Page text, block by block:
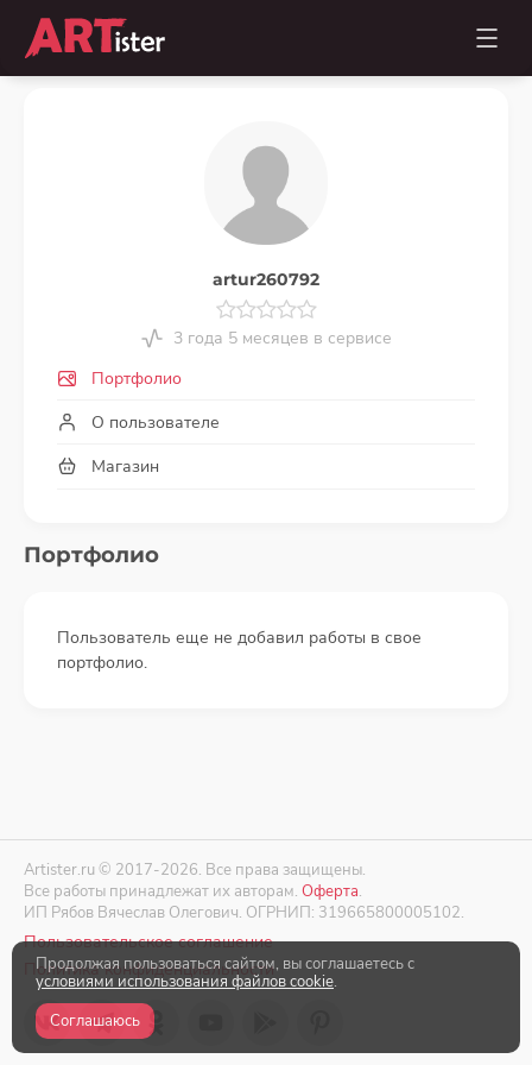
artur260792
3 года 5 месяцев в сервисе
Портфолио
О пользователе
Магазин
Портфолио
Пользователь еще не добавил работы в свое
портфолио.
Artister.ru © 2017-2026. Все права защищены.
Все работы принадлежат их авторам. Оферта.
ИП Рябов Вячеслав Олегович. ОГРНИП: 319665800005102.
Пользовательское соглашение
Политика конфиденциальности
Продолжая пользоваться сайтом, вы соглашаетесь с
условиями использования файлов cookie.
Соглашаюсь